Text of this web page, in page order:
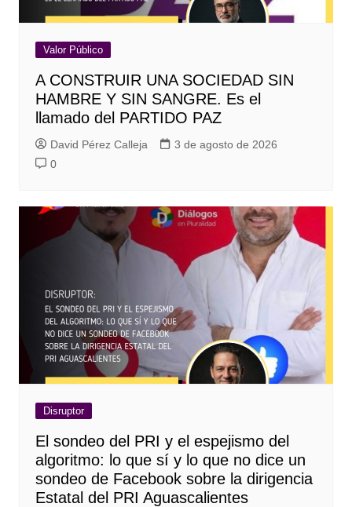
Valor Público
A CONSTRUIR UNA SOCIEDAD SIN
HAMBRE Y SIN SANGRE. Es el
llamado del PARTIDO PAZ
David Pérez Calleja
3 de agosto de 2026
0
Disruptor
El sondeo del PRI y el espejismo del
algoritmo: lo que sí y lo que no dice un
sondeo de Facebook sobre la dirigencia
Estatal del PRI Aguascalientes